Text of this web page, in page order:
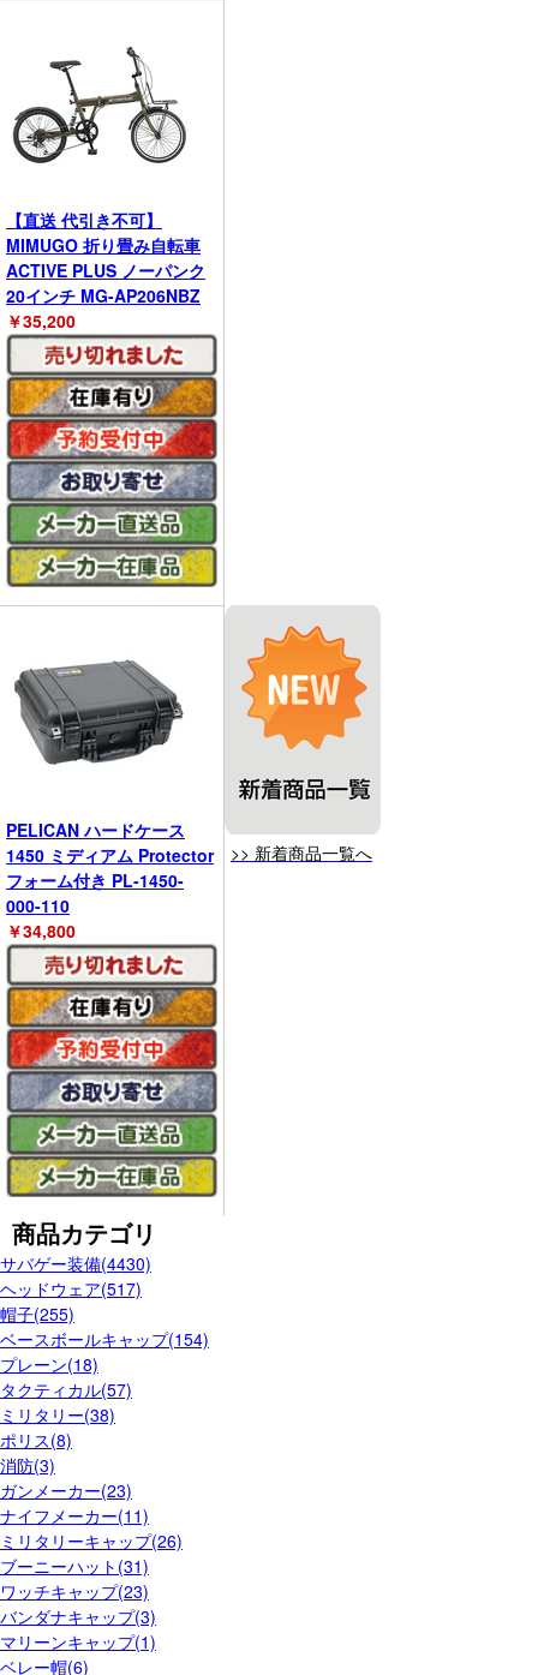
【直送 代引き不可】
MIMUGO 折り畳み自転車
ACTIVE PLUS ノーパンク
20インチ MG-AP206NBZ
￥35,200
PELICAN ハードケース
1450 ミディアム Protector
フォーム付き PL-1450-
000-110
￥34,800
>> 新着商品一覧へ
商品カテゴリ
サバゲー装備(4430)
ヘッドウェア(517)
帽子(255)
ベースボールキャップ(154)
プレーン(18)
タクティカル(57)
ミリタリー(38)
ポリス(8)
消防(3)
ガンメーカー(23)
ナイフメーカー(11)
ミリタリーキャップ(26)
ブーニーハット(31)
ワッチキャップ(23)
バンダナキャップ(3)
マリーンキャップ(1)
ベレー帽(6)